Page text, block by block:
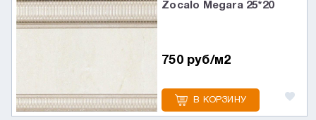
Zocalo Megara 25*20
750 руб/м2
В КОРЗИНУ